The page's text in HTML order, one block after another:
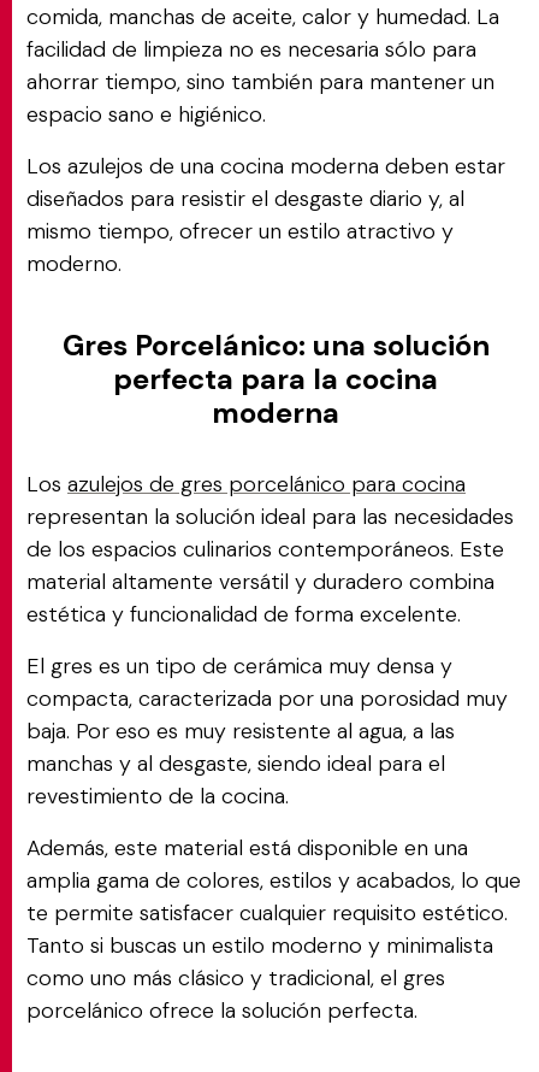
comida, manchas de aceite, calor y humedad. La
facilidad de limpieza no es necesaria sólo para
ahorrar tiempo, sino también para mantener un
espacio sano e higiénico.
Los azulejos de una cocina moderna deben estar
diseñados para resistir el desgaste diario y, al
mismo tiempo, ofrecer un estilo atractivo y
moderno.
Gres Porcelánico: una solución
perfecta para la cocina
moderna
Los azulejos de gres porcelánico para cocina
representan la solución ideal para las necesidades
de los espacios culinarios contemporáneos. Este
material altamente versátil y duradero combina
estética y funcionalidad de forma excelente.
El gres es un tipo de cerámica muy densa y
compacta, caracterizada por una porosidad muy
baja. Por eso es muy resistente al agua, a las
manchas y al desgaste, siendo ideal para el
revestimiento de la cocina.
Además, este material está disponible en una
amplia gama de colores, estilos y acabados, lo que
te permite satisfacer cualquier requisito estético.
Tanto si buscas un estilo moderno y minimalista
como uno más clásico y tradicional, el gres
porcelánico ofrece la solución perfecta.